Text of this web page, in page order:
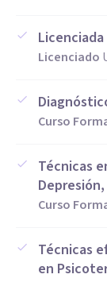
Licenciado
Curso
Técnicas
Curso
Técnicas
en